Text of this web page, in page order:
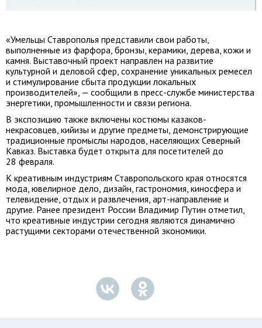
«Умельцы Ставрополья представили свои работы,
выполненные из фарфора, бронзы, керамики, дерева, кожи и
камня. Выставочный проект направлен на развитие
культурной и деловой сфер, сохранение уникальных ремесел
и стимулирование сбыта продукции локальных
производителей», — сообщили в пресс-службе министерства
энергетики, промышленности и связи региона.
В экспозицию также включены костюмы казаков-
некрасовцев, кийизы и другие предметы, демонстрирующие
традиционные промыслы народов, населяющих Северный
Кавказ. Выставка будет открыта для посетителей до
28 февраля.
К креативным индустриям Ставропольского края относятся
мода, ювелирное дело, дизайн, гастрономия, киносфера и
телевидение, отдых и развлечения, арт-направление и
другие. Ранее президент России Владимир Путин отметил,
что креативные индустрии сегодня являются динамично
растущими секторами отечественной экономики.